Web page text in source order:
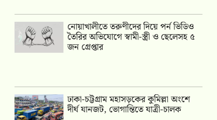
নোয়াখালীতে তরুণীদের দিয়ে পর্ন ভিডিও
তৈরির অভিযোগে স্বামী-স্ত্রী ও ছেলেসহ ৫
জন গ্রেপ্তার
ঢাকা-চট্টগ্রাম মহাসড়কের কুমিল্লা অংশে
দীর্ঘ যানজট, ভোগান্তিতে যাত্রী-চালক